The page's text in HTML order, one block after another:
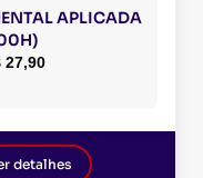
APLICADA
27,90
detalhes